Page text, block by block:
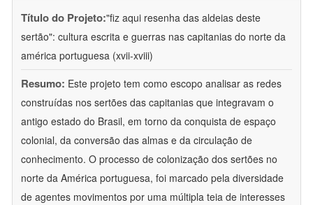
Título do Projeto:"fiz aqui resenha das aldeias deste
sertão": cultura escrita e guerras nas capitanias do norte da
américa portuguesa (xvii-xviii)
Resumo: Este projeto tem como escopo analisar as redes
construídas nos sertões das capitanias que integravam o
antigo estado do Brasil, em torno da conquista de espaço
colonial, da conversão das almas e da circulação de
conhecimento. O processo de colonização dos sertões no
norte da América portuguesa, foi marcado pela diversidade
de agentes movimentos por uma múltipla teia de interesses